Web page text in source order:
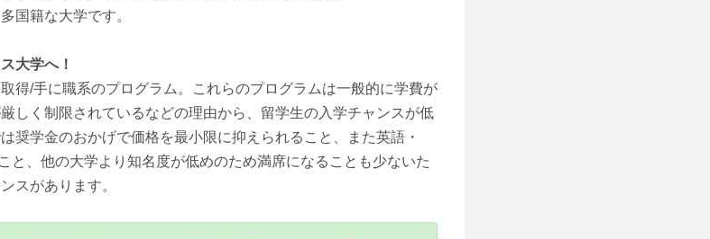
国籍な大学です。
大学へ！
得/手に職系のプログラム。これらのプログラムは一般的に学費が
しく制限されているなどの理由から、留学生の入学チャンスが低
奨学金のおかげで価格を最小限に抑えられること、また英語・
と、他の大学より知名度が低めのため満席になることも少ないた
スがあります。